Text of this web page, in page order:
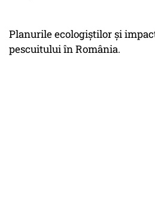
Planurile ecologiștilor și
pescuitului în România.